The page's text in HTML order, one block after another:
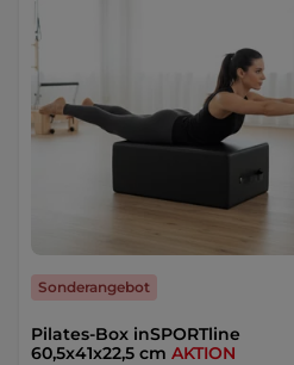
Pilates-Box inSPORTline
60,5x41x22,5 cm AKTION
Sonderangebot